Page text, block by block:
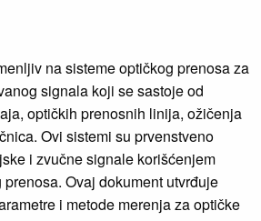
na sisteme optičkog prenosa za
signala koji se sastoje od
optičkih prenosnih linija, ožičenja
Ovi sistemi su prvenstveno
i zvučne signale korišćenjem
Ovaj dokument utvrđuje
i metode merenja za optičke